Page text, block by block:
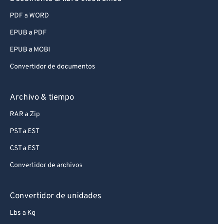
PDF a WORD
EPUB a PDF
EPUB a MOBI
Convertidor de documentos
Archivo & tiempo
RAR a Zip
PST a EST
CST a EST
Convertidor de archivos
Convertidor de unidades
Lbs a Kg